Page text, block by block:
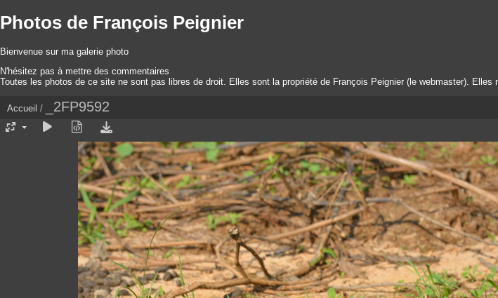
Photos de François Peignier
Bienvenue sur ma galerie photo
N'hésitez pas à mettre des commentaires
Toutes les photos de ce site ne sont pas libres de droit. Elles sont la propriété de François Peignier (le webmaster).
Accueil / _2FP9592